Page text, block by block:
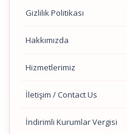
Gizlilik Politikası
Hakkımızda
Hizmetlerimiz
İletişim / Contact Us
İndirimli Kurumlar Vergisi